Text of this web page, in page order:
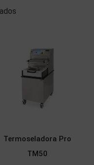
Termoseladora Pro
TM50